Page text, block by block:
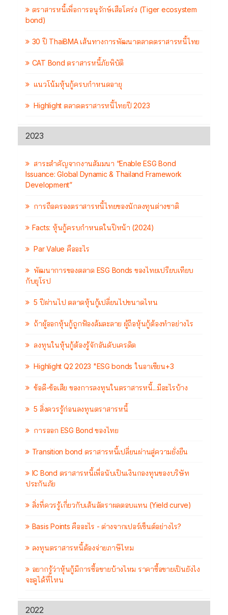
ตราสารหนี้เพื่อการอนุรักษ์เสือโคร่ง (Tiger ecosystem
bond)
30 ปี ThaiBMA เส้นทางการพัฒนาตลาดตราสารหนี้ไทย
CAT Bond ตราสารหนี้ภัยพิบัติ
แนวโน้มหุ้นกู้ครบกำหนดอายุ
Highlight ตลาดตราสารหนี้ไทยปี 2023
2023
สาระสำคัญจากงานสัมมนา “Enable ESG Bond
Issuance: Global Dynamic & Thailand Framework
Development”
การถือครองตราสารหนี้ไทยของนักลงทุนต่างชาติ
Facts: หุ้นกู้ครบกำหนดในปีหน้า (2024)
Par Value คืออะไร
พัฒนาการของตลาด ESG Bonds ของไทยเปรียบเทียบ
กับยุโรป
5 ปีผ่านไป ตลาดหุ้นกู้เปลี่ยนไปขนาดไหน
ถ้าผู้ออกหุ้นกู้ถูกฟ้องล้มละลาย ผู้ถือหุ้นกู้ต้องทำอย่างไร
ลงทุนในหุ้นกู้ต้องรู้จักอันดับเครดิต
Highlight Q2 2023 "ESG bonds ในอาเซียน+3
ข้อดี-ข้อเสีย ของการลงทุนในตราสารหนี้...มีอะไรบ้าง
5 สิ่งควรรู้ก่อนลงทุนตราสารหนี้
การออก ESG Bond ของไทย
Transition bond ตราสารหนี้เปลี่ยนผ่านสู่ความยั่งยืน
IC Bond ตราสารหนี้เพื่อนับเป็นเงินกองทุนของบริษัท
ประกันภัย
สิ่งที่ควรรู้เกี่ยวกับเส้นอัตราผลตอบแทน (Yield curve)
Basis Points คืออะไร - ต่างจากเปอร์เซ็นต์อย่างไร?
ลงทุนตราสารหนี้ต้องจ่ายภาษีไหม
อยากรู้ว่าหุ้นกู้มีการซื้อขายบ้างไหม ราคาซื้อขายเป็นยังไง
จะดูได้ที่ไหน
2022